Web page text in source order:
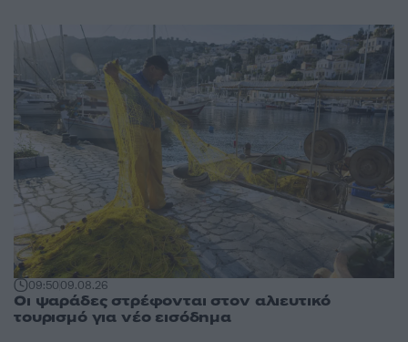
09:5009.08.26
Οι ψαράδες στρέφονται στον αλιευτικό
τουρισμό για νέο εισόδημα